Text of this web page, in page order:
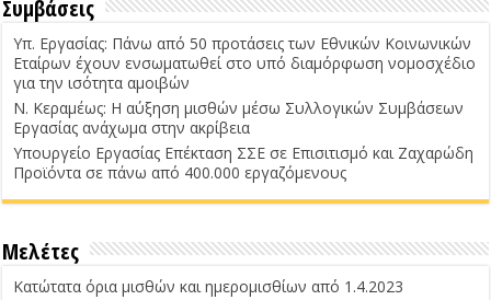
Συμβάσεις
Υπ. Εργασίας: Πάνω από 50 προτάσεις των Εθνικών Κοινωνικών
Εταίρων έχουν ενσωματωθεί στο υπό διαμόρφωση νομοσχέδιο
για την ισότητα αμοιβών
Ν. Κεραμέως: Η αύξηση μισθών μέσω Συλλογικών Συμβάσεων
Εργασίας ανάχωμα στην ακρίβεια
Υπουργείο Εργασίας Επέκταση ΣΣΕ σε Επισιτισμό και Ζαχαρώδη
Προϊόντα σε πάνω από 400.000 εργαζόμενους
Μελέτες
Κατώτατα όρια μισθών και ημερομισθίων από 1.4.2023